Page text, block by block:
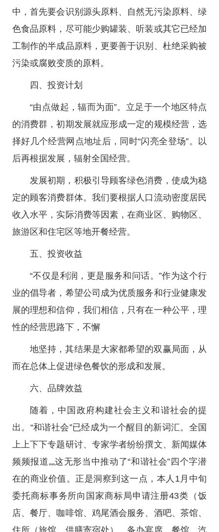
中，首先要会识别源头原料、自然无污染原料、绿
色食品原料，尽可能少购罐装、听装或其它已经加
工制作的半成品原料，更要善于识别、杜绝采购被
污染或腐败变质的原料。
四、投资计划
“由点做起，辐而为面”。立足于一个地区特点
的消费群，初期发展就应形成一定的规模经营，选
择好几个经营网点地址后，同时“闪亮全登场”。以
后再根据发展，辐射全国经营。
发展初期，积极引导顾客绿色消费，使成为稳
定的顾客消费群体。我们要根据人口流动密度居民
收入水平，实际消费等因素，在商业区、购物区、
旅游区和住宅区等地开餐经营。
五、投资收益
“不仅是利润，更是服务和问话。”作为这个行
业的倡导者，希望公司成为优质服务和行业健康发
展的理想和信仰，我们相信，只有在一种公平，理
性的经营思路下，不懈
地坚持，其结果是大家都希望的双赢局面，从
而在总体上促进绿色餐饮的形成和发展。
六、品牌效益
随着，中国政府构建社会主义和谐社会的提
出。“和谐社会”已经成为一个醒目的新词汇。全国
上上下下专题研讨、专家学者纷纷撰文、新闻媒体
频频报道„„这无形当中推动了“和谐社会”四个字潜
在的商业价值。正是洞察到这一点，本人1月中旬
委托商标事务所向国家商标局申请注册43类（饭
店、餐厅、咖啡馆、鸡尾酒会服务、酒吧、茶馆、
住所（旅馆、供膳寄宿处）、备办宴席、餐馆、汽